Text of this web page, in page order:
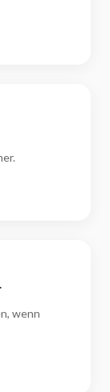
wenn